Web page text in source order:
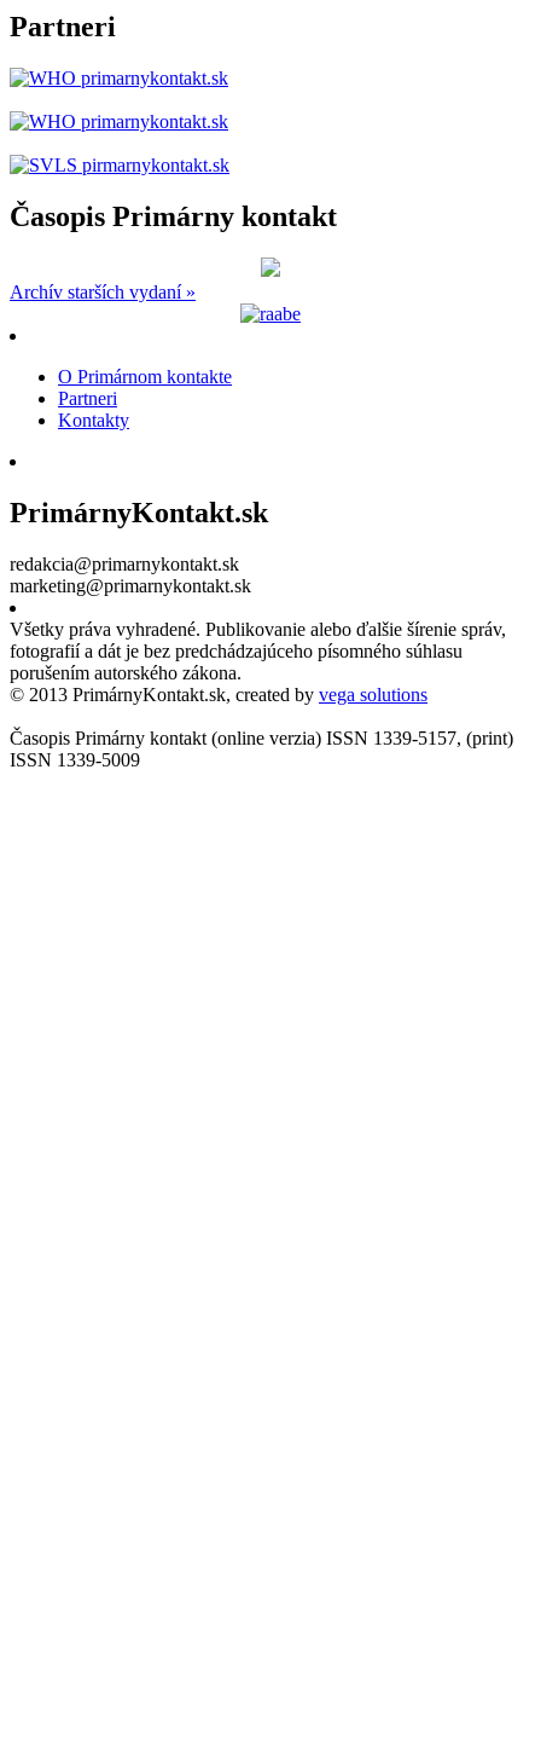
Partneri
Časopis Primárny kontakt
Archív starších vydaní »
O Primárnom kontakte
Partneri
Kontakty
PrimárnyKontakt.sk
redakcia@primarnykontakt.sk
marketing@primarnykontakt.sk
Všetky práva vyhradené. Publikovanie alebo ďalšie šírenie správ,
fotografií a dát je bez predchádzajúceho písomného súhlasu
porušením autorského zákona.
© 2013 PrimárnyKontakt.sk, created by vega solutions
Časopis Primárny kontakt (online verzia) ISSN 1339-5157, (print)
ISSN 1339-5009